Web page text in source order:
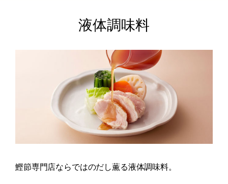
液体調味料
鰹節専門店ならではのだし薫る液体調味料。